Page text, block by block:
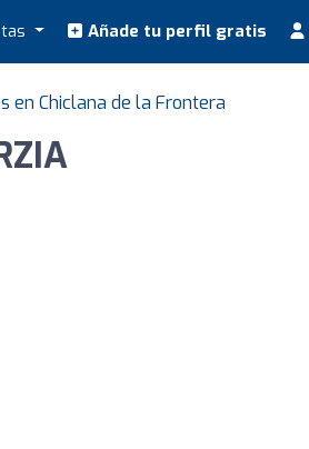
Añade tu perfil gratis
en Chiclana de la Frontera